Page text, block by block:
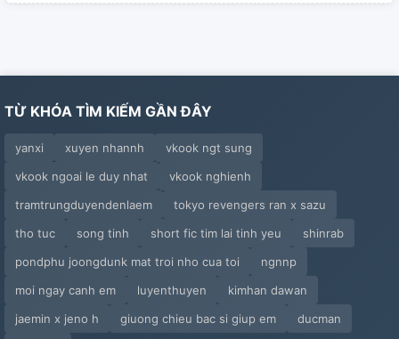
TỪ KHÓA TÌM KIẾM GẦN ĐÂY
yanxi xuyen nhannh
vkook ngt sung
vkook ngoai le duy nhat
vkook nghienh
tramtrungduyendenlaem
tokyo revengers ran x sazu
tho tuc
song tinh short fic tim lai tinh yeu
shinrab
pondphu joongdunk mat troi nho cua toi
ngnnp
moi ngay canh em
luyenthuyen
kimhan dawan
jaemin x jeno h
giuong chieu bac si giup em ducman